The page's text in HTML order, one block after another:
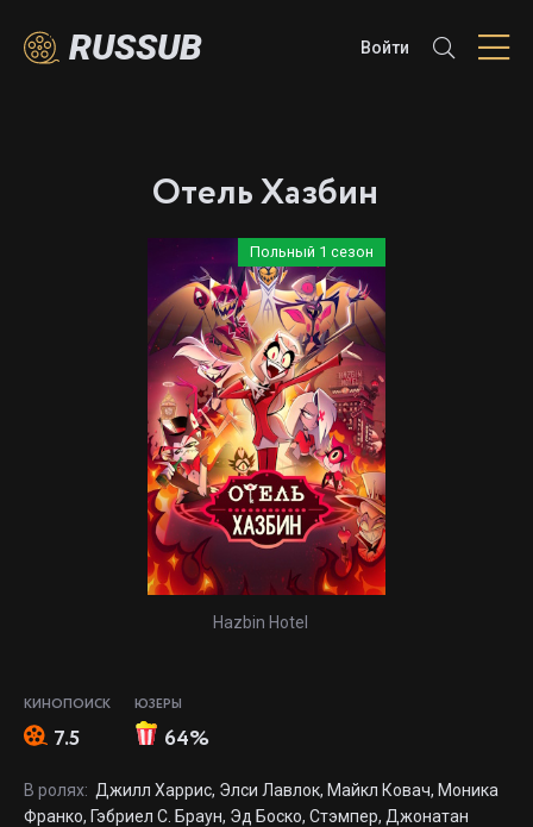
RUSSUB Войти
Отель Хазбин
Польный 1 сезон
Hazbin Hotel
КИНОПОИСК
7.5
ЮЗЕРЫ
64%
В ролях: Джилл Харрис, Элси Лавлок, Майкл Ковач, Моника
Франко, Гэбриел С. Браун, Эд Боско, Стэмпер, Джонатан